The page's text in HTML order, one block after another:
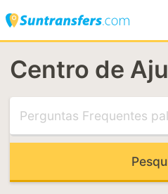
Visite o nosso
ARTIGOS MAIS RELEVANTES
Centro de